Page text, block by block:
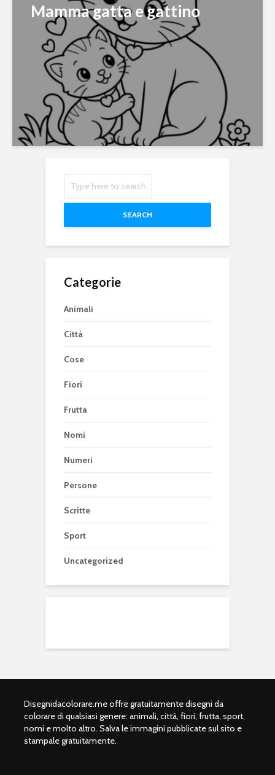
Mamma gatta e gattino
SEARCH
Categorie
Animali
Città
Cose
Fiori
Frutta
Nomi
Numeri
Persone
Scritte
Sport
Uncategorized
Disegnidacolorare.me offre gratuitamente disegni da
colorare di qualsiasi genere: animali, città, fiori, frutta, sport,
nomi e molto altro. Salva le immagini pubblicate sul sito e
stampale gratuitamente.